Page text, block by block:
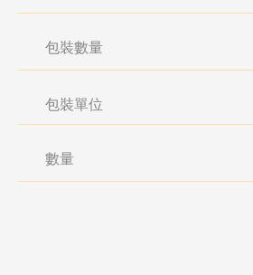
包裝數量
包裝單位
數量